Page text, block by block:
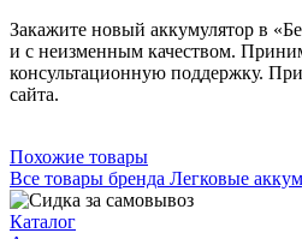
Закажите новый аккумулятор в
и с неизменным качеством.
консультационную поддержку.
сайта.
Похожие товары
Все товары бренда Легковые
Каталог